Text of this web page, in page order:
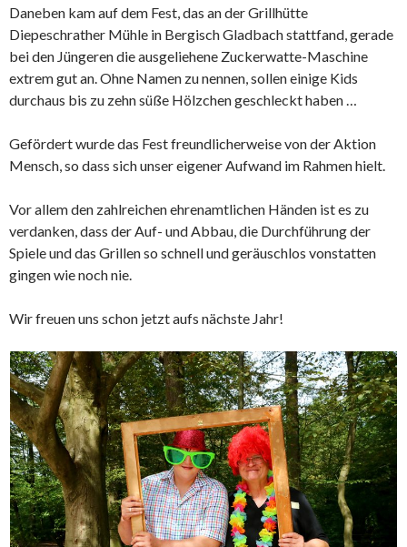
Daneben kam auf dem Fest, das an der Grillhütte
Diepeschrather Mühle in Bergisch Gladbach stattfand, gerade
bei den Jüngeren die ausgeliehene Zuckerwatte-Maschine
extrem gut an. Ohne Namen zu nennen, sollen einige Kids
durchaus bis zu zehn süße Hölzchen geschleckt haben …
Gefördert wurde das Fest freundlicherweise von der Aktion
Mensch, so dass sich unser eigener Aufwand im Rahmen hielt.
Vor allem den zahlreichen ehrenamtlichen Händen ist es zu
verdanken, dass der Auf- und Abbau, die Durchführung der
Spiele und das Grillen so schnell und geräuschlos vonstatten
gingen wie noch nie.
Wir freuen uns schon jetzt aufs nächste Jahr!